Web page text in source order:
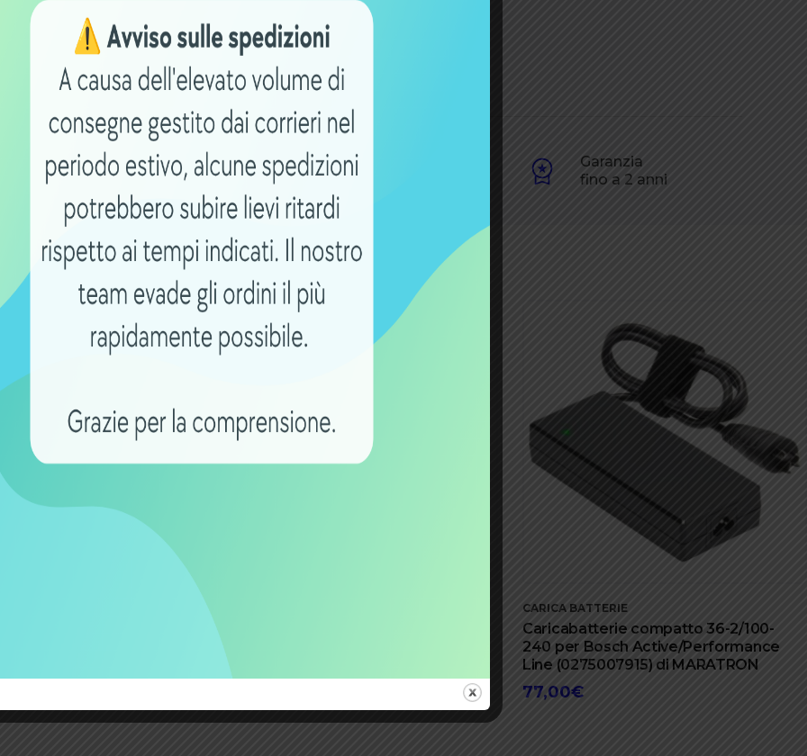
prestazioni complessive della
delle batterie.
Shop B2B per
offerte aziendali
Spese spedizione
gratuite oltre 60€
Garanzia
fino a 2 anni
sostitutivo Maratron
BionX 48V
Caricatore per ebike Li-ion 36V 2A
39,90
CARICA BATTERIE
Caricabatterie compatto 36-2/100-
240 per Bosch Active/Performance
Line (0275007915) di MARATRON
77,00€